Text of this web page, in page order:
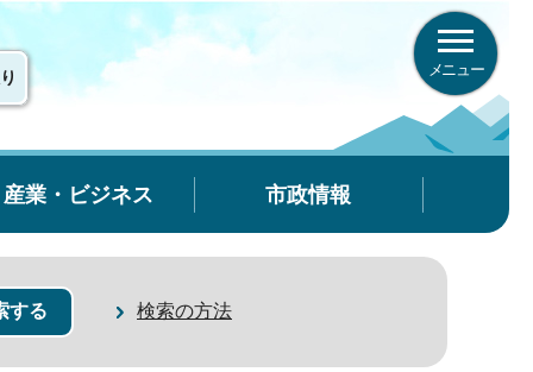
メニュー
産業・ビジネス 市政情報
検索の方法